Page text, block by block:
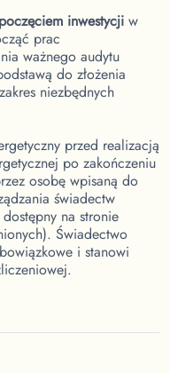
inwestycji w
prac
ważnego audytu
do złożenia
niezbędnych
przed realizacją
po zakończeniu
osobę wpisaną do
świadectw
na stronie
Świadectwo
i stanowi